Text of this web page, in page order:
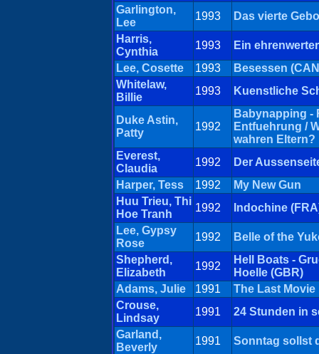
Garlington,
Lee
1993
Das vierte
Harris,
Cynthia
1993
Ein
Lee, Cosette
1993
Besessen
Whitelaw,
Billie
1993 Kuenstliche
Duke Astin,
Patty
1992
Babynapping -
Entfuehrung /
wahren Eltern?
Everest,
Claudia
1992
Der
Harper, Tess
1992
My New Gun
Huu Trieu, Thi
Hoe Tranh
1992
Indochine
Lee, Gypsy
Rose
1992
Belle of the
Shepherd,
Elizabeth
1992
Hell Boats -
Hoelle (GBR)
Adams, Julie
1991
The Last Movie
Crouse,
Lindsay
1991
24 Stunden in
Garland,
Beverly
1991
Sonntag sollst